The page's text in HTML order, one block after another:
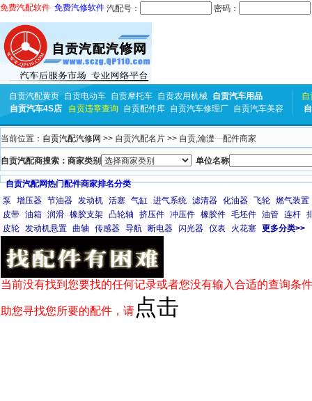
免费汽配软件 免费汽修软件 汽配号： 密码：
自贡汽配黄页 自贡电动车 自贡摩托车 自贡农用机械 自贡汽车用品
自贡汽车4S店
自贡违章查询 自贡配件库 自贡汽车修理厂 自贡汽车美容
自
当前位置： 自贡汽配汽修网 >> 自贡汽配名片 >> 自贡,瀹濋┈配件商家
自贡汽配商搜索：商家类别 单位名称
自贡汽配网热门配件商家排名分类
泵
增压器 节油器 发动机 活塞 气缸 进气系统 滤清器 化油器 飞轮 燃气装置
皮带 油箱 润滑 橡胶支架 凸轮轴 挤压件 冲压件 橡胶件 毛坯件 油管 连杆
皮轮 发动机悬置 曲轴 传感器 导航 断电器 闪光器 仪表 火花塞 更多分类>>
当前没有找到您要找的任何记录或者您没有输入合适的查询条
助您寻找您所要的配件，请 点击